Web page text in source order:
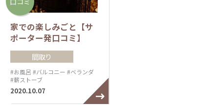
家での楽しみごと【サ
ポーター発口コミ】
間取り
#お風呂 #バルコニー #ベランダ
#薪ストーブ
2020.10.07